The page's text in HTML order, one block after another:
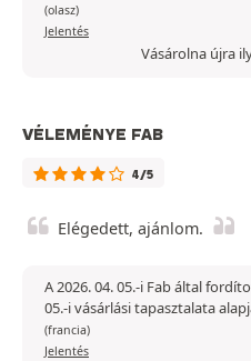
(olasz)
Jelentés
Vásárolna újra
VÉLEMÉNYE FAB
4/5
Elégedett, ajánlom.
A 2026. 04. 05.-i Fab által
05.-i vásárlási tapasztalata
(francia)
Jelentés